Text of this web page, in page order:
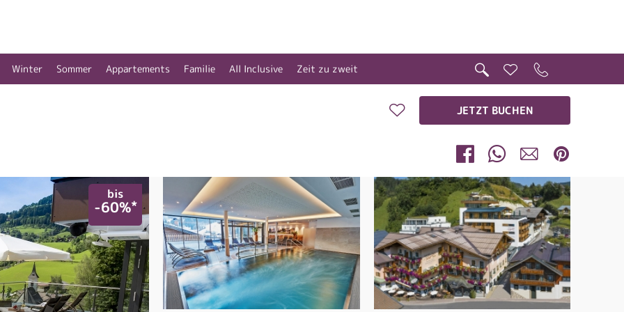
Winter Sommer Appartements Familie All Inclusive Zeit zu zweit
JETZT BUCHEN
bis
-60%*